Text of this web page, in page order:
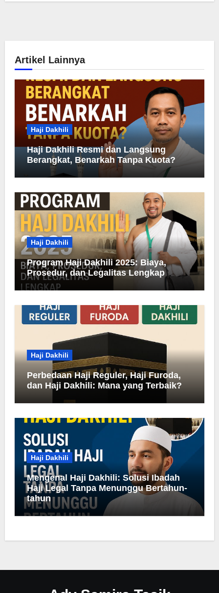
Artikel Lainnya
Haji Dakhili
Haji Dakhili Resmi dan Langsung
Berangkat, Benarkah Tanpa Kuota?
Haji Dakhili
Program Haji Dakhili 2025: Biaya,
Prosedur, dan Legalitas Lengkap
Haji Dakhili
Perbedaan Haji Reguler, Haji Furoda,
dan Haji Dakhili: Mana yang Terbaik?
Haji Dakhili
Mengenal Haji Dakhili: Solusi Ibadah
Haji Legal Tanpa Menunggu Bertahun-
tahun